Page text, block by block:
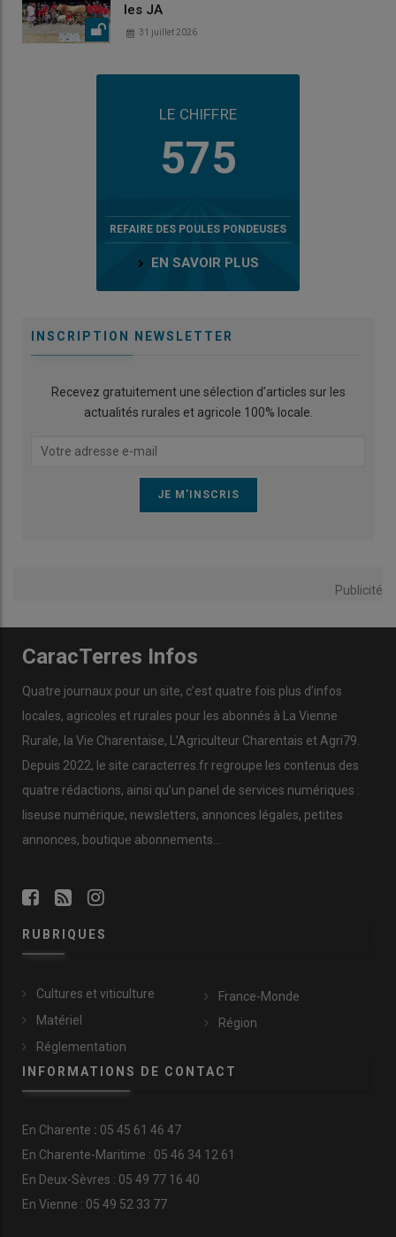
les JA
31 juillet 2026
LE CHIFFRE
575
REFAIRE DES POULES PONDEUSES
EN SAVOIR PLUS
INSCRIPTION NEWSLETTER
Recevez gratuitement une sélection d’articles sur les
actualités rurales et agricole 100% locale.
Publicité
CaracTerres Infos
Quatre journaux pour un site, c’est quatre fois plus d’infos
locales, agricoles et rurales pour les abonnés à La Vienne
Rurale, la Vie Charentaise, L’Agriculteur Charentais et Agri79.
Depuis 2022, le site caracterres.fr regroupe les contenus des
quatre rédactions, ainsi qu’un panel de services numériques :
liseuse numérique, newsletters, annonces légales, petites
annonces, boutique abonnements…
RUBRIQUES
Cultures et viticulture
Matériel
Réglementation
France-Monde
Région
INFORMATIONS DE CONTACT
En Charente : 05 45 61 46 47
En Charente-Maritime : 05 46 34 12 61
En Deux-Sèvres : 05 49 77 16 40
En Vienne : 05 49 52 33 77